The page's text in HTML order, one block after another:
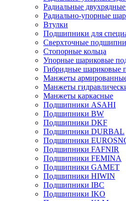
Радиальные
Радиально-упорные
Втулки
Подшипники для
Сверхточные
Стопорные кольца
Упорные шариковые
Гибридные шариковые
Манжеты
Манжеты
Манжеты каркасные
Подшипники ASAHI
Подшипники BW
Подшипники DKF
Подшипники DURBAL
Подшипники
Подшипники FAFNIR
Подшипники FEMINA
Подшипники GAMET
Подшипники HIWIN
Подшипники IBC
Подшипники IKO